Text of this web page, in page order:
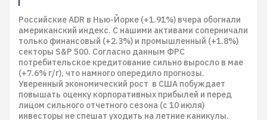
Российские ADR в Нью-Йорке (+1.91%) вчера обогнали
американский индекс. С нашими активами соперничали
только финансовый (+2.3%) и промышленный (+1.8%)
секторы S&P 500. Согласно данным ФРС
потребительское кредитование сильно выросло в мае
(+7.6% г/г), что намного опередило прогнозы.
Уверенный экономический рост в США побуждает
повышать оценку корпоративных прибылей и перед
лицом сильного отчетного сезона (с 10 июля)
инвесторы не спешат уходить на летние каникулы.